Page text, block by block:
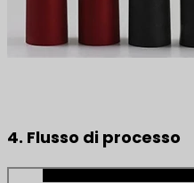
4. Flusso di processo